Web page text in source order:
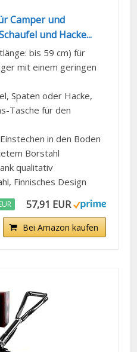
Camper und
und Hacke...
bis 59 cm) für
mit einem geringen
Spaten oder Hacke,
Tasche für den
in den Boden
Borstahl
qualitativ
Finnisches Design
57,91 EUR
Bei Amazon kaufen